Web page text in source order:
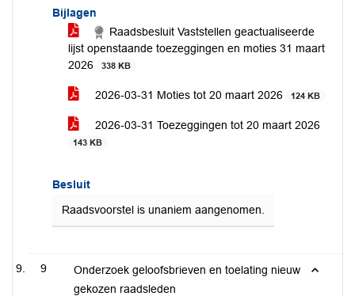
Bijlagen
Raadsbesluit Vaststellen geactualiseerde
lijst openstaande toezeggingen en moties 31 maart
2026
338 KB
2026-03-31 Moties tot 20 maart 2026 124 KB
2026-03-31 Toezeggingen tot 20 maart 2026
143 KB
Besluit
Raadsvoorstel is unaniem aangenomen.
9
Onderzoek geloofsbrieven en toelating nieuw
gekozen raadsleden